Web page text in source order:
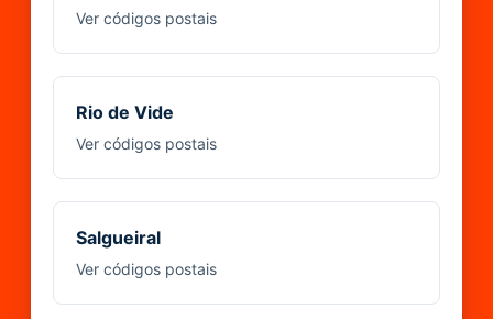
Ver códigos postais
Rio de Vide
Ver códigos postais
Salgueiral
Ver códigos postais